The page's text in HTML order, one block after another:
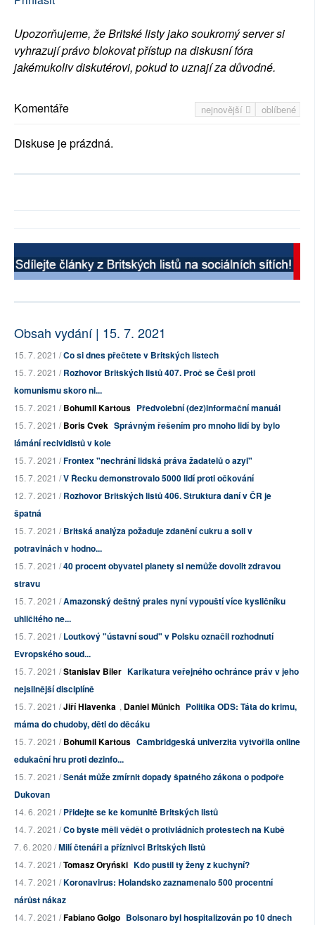
Upozorňujeme, že Britské listy jako soukromý server si
vyhrazují právo blokovat přístup na diskusní fóra
jakémukoliv diskutérovi, pokud to uznají za důvodné.
nejnovější oblíbené
Komentáře
Diskuse je prázdná.
Obsah vydání | 15. 7. 2021
15. 7. 2021 /Co si dnes přečtete v Britských listech
15. 7. 2021 /Rozhovor Britských listů 407. Proč se Češi proti
komunismu skoro ni...
15. 7. 2021 /Bohumil Kartous Předvolební (dez)informační manuál
15. 7. 2021 /Boris Cvek Správným řešením pro mnoho lidí by bylo
lámání recividistů v kole
15. 7. 2021 /Frontex "nechrání lidská práva žadatelů o azyl"
15. 7. 2021 /V Řecku demonstrovalo 5000 lidí proti očkování
12. 7. 2021 /Rozhovor Britských listů 406. Struktura daní v ČR je
špatná
15. 7. 2021 /Britská analýza požaduje zdanění cukru a soli v
potravinách v hodno...
15. 7. 2021 /40 procent obyvatel planety si nemůže dovolit zdravou
stravu
15. 7. 2021 /Amazonský deštný prales nyní vypouští více kysličníku
uhličitého ne...
15. 7. 2021 /Loutkový "ústavní soud" v Polsku označil rozhodnutí
Evropského soud...
15. 7. 2021 /Stanislav Biler Karikatura veřejného ochránce práv v jeho
nejsilnější disciplíně
15. 7. 2021 /Jiří Hlavenka , Daniel Münich Politika ODS: Táta do krimu,
máma do chudoby, děti do děcáku
15. 7. 2021 /Bohumil Kartous Cambridgeská univerzita vytvořila online
edukační hru proti dezinfo...
15. 7. 2021 /Senát může zmírnit dopady špatného zákona o podpoře
Dukovan
14. 6. 2021 /Přidejte se ke komunitě Britských listů
14. 7. 2021 /Co byste měli vědět o protivládních protestech na Kubě
7. 6. 2020 /Milí čtenáři a příznivci Britských listů
14. 7. 2021 /Tomasz Oryński Kdo pustil ty ženy z kuchyní?
14. 7. 2021 /Koronavirus: Holandsko zaznamenalo 500 procentní
nárůst nákaz
14. 7. 2021 /Fabiano Golgo Bolsonaro byl hospitalizován po 10 dnech